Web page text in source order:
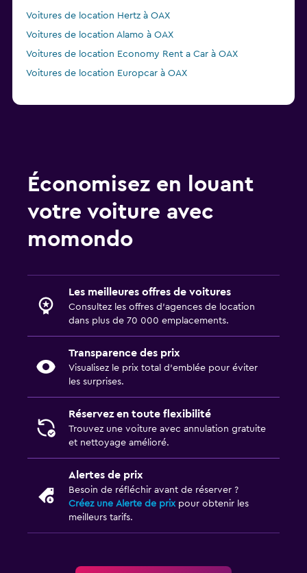
Voitures de location Hertz à OAX
Voitures de location Alamo à OAX
Voitures de location Economy Rent a Car à OAX
Voitures de location Europcar à OAX
Économisez en louant
votre voiture avec
momondo
Les meilleures offres de voitures
Consultez les offres d’agences de location
dans plus de 70 000 emplacements.
Transparence des prix
Visualisez le prix total d’emblée pour éviter
les surprises.
Réservez en toute flexibilité
Trouvez une voiture avec annulation gratuite
et nettoyage amélioré.
Alertes de prix
Besoin de réfléchir avant de réserver ?
Créez une Alerte de prixpour obtenir les
meilleurs tarifs.